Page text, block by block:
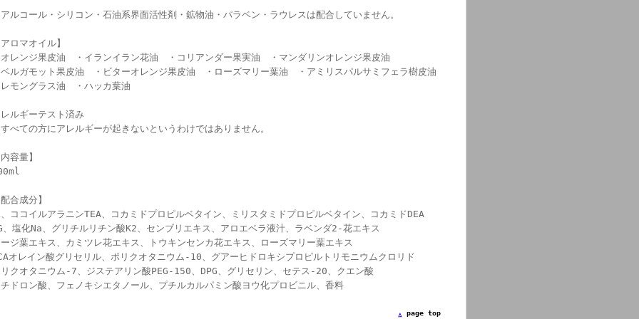
ルコール・シリコン・石油系界面活性剤・鉱物油・パラベン・ラウレスは配合していません。
ロマオイル】
レンジ果皮油 ・イランイラン花油 ・コリアンダー果実油 ・マンダリンオレンジ果皮油
ルガモット果皮油 ・ビターオレンジ果皮油 ・ローズマリー葉油 ・アミリスパルサミフェラ樹皮油
モングラス油 ・ハッカ葉油
ルギーテスト済み
べての方にアレルギーが起きないというわけではありません。
容量】
合成分】
ココイルアラニンTEA、コカミドプロピルベタイン、ミリスタミドプロピルベタイン、コカミドDEA
、塩化Na、グリチルリチン酸K2、センブリエキス、アロエベラ液汁、ラベンダ2-花エキス
ジ葉エキス、カミツレ花エキス、トウキンセンカ花エキス、ローズマリー葉エキス
オレイン酸グリセリル、ポリクオタニウム-10、グアーヒドロキシプロピルトリモニウムクロリド
クオタニウム-7、ジステアリン酸PEG-150、DPG、グリセリン、セテス-20、クエン酸
ドロン酸、フェノキシエタノール、プチルカルパミン酸ヨウ化プロビニル、香料
page top